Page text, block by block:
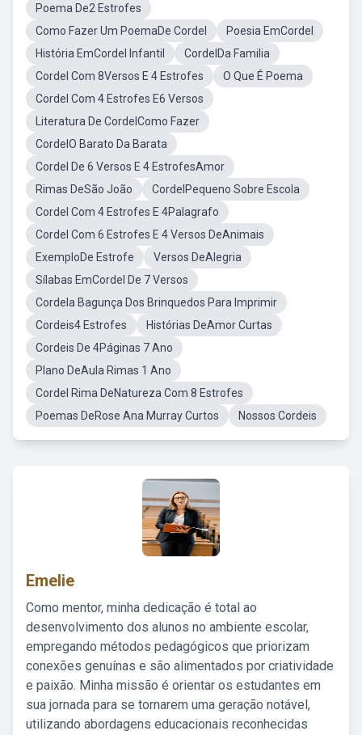
Poema De2 Estrofes
Como Fazer Um PoemaDe Cordel
Poesia EmCordel
História EmCordel Infantil
CordelDa Familia
Cordel Com 8Versos E 4 Estrofes
O Que É Poema
Cordel Com 4 Estrofes E6 Versos
Literatura De CordelComo Fazer
CordelO Barato Da Barata
Cordel De 6 Versos E 4 EstrofesAmor
Rimas DeSão João
CordelPequeno Sobre Escola
Cordel Com 4 Estrofes E 4Palagrafo
Cordel Com 6 Estrofes E 4 Versos DeAnimais
ExemploDe Estrofe
Versos DeAlegria
Sílabas EmCordel De 7 Versos
Cordela Bagunça Dos Brinquedos Para Imprimir
Cordeis4 Estrofes
Histórias DeAmor Curtas
Cordeis De 4Páginas 7 Ano
Plano DeAula Rimas 1 Ano
Cordel Rima DeNatureza Com 8 Estrofes
Poemas DeRose Ana Murray Curtos
Nossos Cordeis
Emelie
Como mentor, minha dedicação é total ao
desenvolvimento dos alunos no ambiente escolar,
empregando métodos pedagógicos que priorizam
conexões genuínas e são alimentados por criatividade
e paixão. Minha missão é orientar os estudantes em
sua jornada para se tornarem uma geração notável,
utilizando abordagens educacionais reconhecidas